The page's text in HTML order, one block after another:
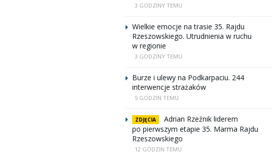
3 GODZINY TEMU
Wielkie emocje na trasie 35. Rajdu
Rzeszowskiego. Utrudnienia w ruchu
w regionie
3 GODZINY TEMU
Burze i ulewy na Podkarpaciu. 244
interwencje strażaków
5 GODZIN TEMU
ZDJĘCIA
Adrian Rzeźnik liderem
po pierwszym etapie 35. Marma Rajdu
Rzeszowskiego
12 GODZIN TEMU